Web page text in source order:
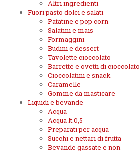
Altri ingredienti
Fuori pasto dolci e salati
Patatine e pop corn
Salatini e mais
Formaggini
Budini e dessert
Tavolette cioccolato
Barrette e ovetti di cioccolato
Cioccolatini e snack
Caramelle
Gomme da masticare
Liquidi e bevande
Acqua
Acqua lt.0,5
Preparati per acqua
Succhi e nettari di frutta
Bevande gassate e non